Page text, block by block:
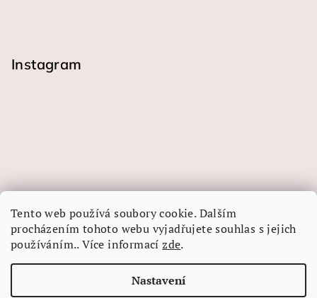
Tento web používá soubory cookie. Dalším
procházením tohoto webu vyjadřujete souhlas s jejich
používáním.. Více informacízde.
Nastavení
Instagram
Sledovat na Instagramu